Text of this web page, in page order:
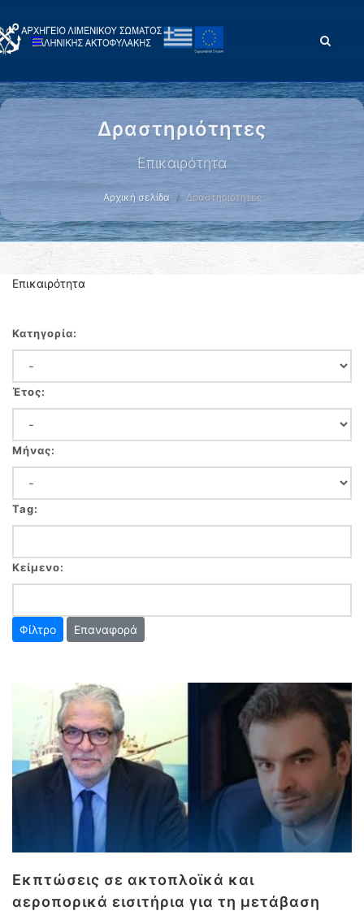
Δραστηριότητες
Επικαιρότητα
Αρχική σελίδα Δραστηριότητες
Επικαιρότητα
Κατηγορία:
Έτος:
Μήνας:
Tag:
Κείμενο:
Επαναφορά
Εκπτώσεις σε ακτοπλοϊκά και
αεροπορικά εισιτήρια για τη μετάβαση